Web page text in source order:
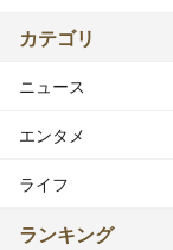
カテゴリ
ニュース
エンタメ
ライフ
ランキング